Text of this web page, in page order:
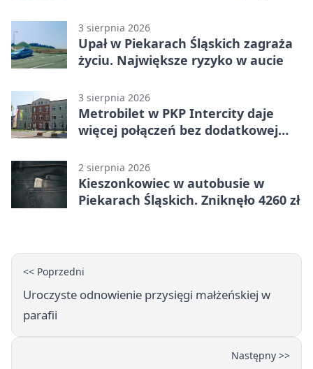
3 sierpnia 2026
Upał w Piekarach Śląskich zagraża
życiu. Największe ryzyko w aucie
3 sierpnia 2026
Metrobilet w PKP Intercity daje
więcej połączeń bez dodatkowej
2 sierpnia 2026
Kieszonkowiec w autobusie w
Piekarach Śląskich. Zniknęło 4260 zł
<< Poprzedni
Uroczyste odnowienie przysięgi małżeńskiej w
parafii
Następny >>